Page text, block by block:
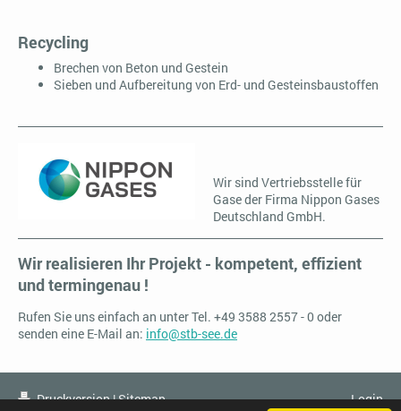
Recycling
Brechen von Beton und Gestein
Sieben und Aufbereitung von Erd- und Gesteinsbaustoffen
Wir sind Vertriebsstelle für
Gase der Firma Nippon Gases
Deutschland GmbH.
Wir realisieren Ihr Projekt - kompetent, effizient
und termingenau !
Rufen Sie uns einfach an unter Tel. +49 3588 2557 - 0 oder
senden eine E-Mail an: info@stb-see.de
Druckversion|Sitemap
Login